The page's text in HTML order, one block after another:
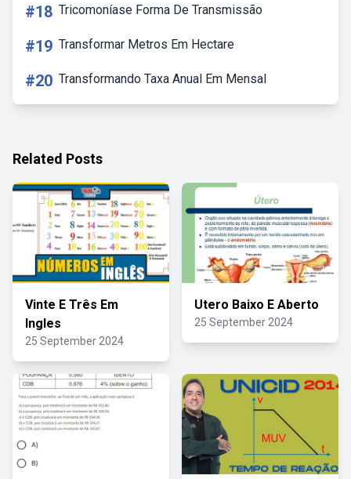
#18 Tricomoníase Forma De Transmissão
#19 Transformar Metros Em Hectare
#20 Transformando Taxa Anual Em Mensal
Related Posts
Vinte E Três Em
Ingles
25 September 2024
Utero Baixo E Aberto
25 September 2024